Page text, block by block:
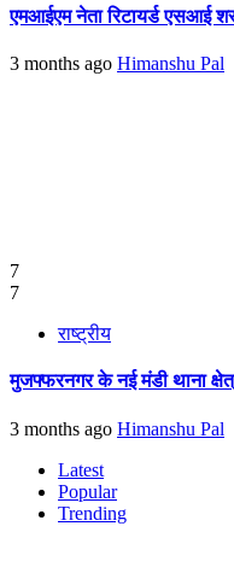
एमआईएम नेता रिटायर्ड एसआई
3 months ago Himanshu Pal
7
7
राष्ट्रीय
मुजफ्फरनगर के नई मंडी थाना
3 months ago Himanshu Pal
Latest
Popular
Trending